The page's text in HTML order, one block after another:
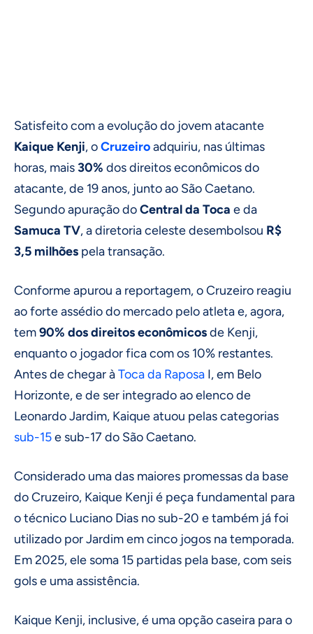
Satisfeito com a evolução do jovem atacante
Kaique Kenji, oCruzeiroadquiriu, nas últimas
horas, mais30% dos direitos econômicos do
atacante, de 19 anos, junto ao São Caetano.
Segundo apuração doCentral da Toca e da
Samuca TV, a diretoria celeste desembolsou R$
3,5 milhões pela transação.
Conforme apurou a reportagem, o Cruzeiro reagiu
ao forte assédio do mercado pelo atleta e, agora,
tem90% dos direitos econômicosde Kenji,
enquanto o jogador fica com os 10% restantes.
Antes de chegar àToca da Raposa I, em Belo
Horizonte, e de ser integrado ao elenco de
Leonardo Jardim, Kaique atuou pelas categorias
sub-15e sub-17 do São Caetano.
Considerado uma das maiores promessas da base
do Cruzeiro, Kaique Kenji é peça fundamental para
o técnico Luciano Dias no sub-20 e também já foi
utilizado por Jardim em cinco jogos na temporada.
Em 2025, ele soma 15 partidas pela base, com seis
gols e uma assistência.
Kaique Kenji, inclusive, é uma opção caseira para o